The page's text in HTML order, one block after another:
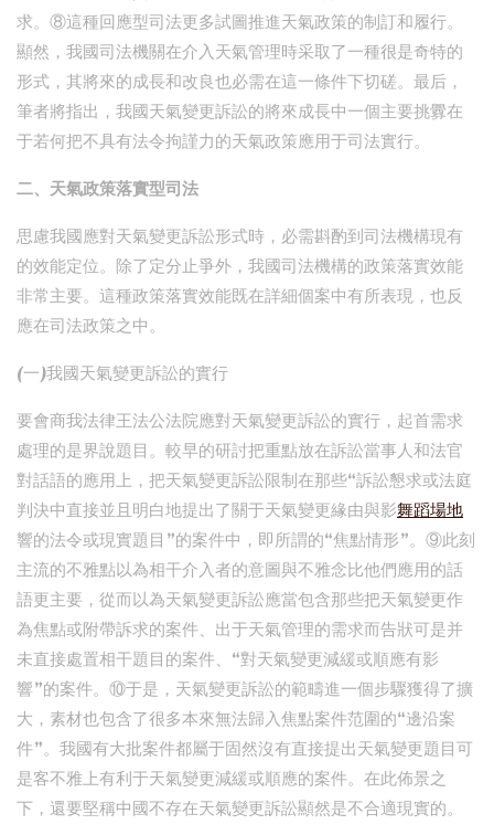
求。⑧這種回應型司法更多試圖推進天氣政策的制訂和履行。
顯然，我國司法機關在介入天氣管理時采取了一種很是奇特的
形式，其將來的成長和改良也必需在這一條件下切磋。最后，
筆者將指出，我國天氣變更訴訟的將來成長中一個主要挑釁在
于若何把不具有法令拘謹力的天氣政策應用于司法實行。
二、天氣政策落實型司法
思慮我國應對天氣變更訴訟形式時，必需斟酌到司法機構現有
的效能定位。除了定分止爭外，我國司法機構的政策落實效能
非常主要。這種政策落實效能既在詳細個案中有所表現，也反
應在司法政策之中。
(一)我國天氣變更訴訟的實行
要會商我法律王法公法院應對天氣變更訴訟的實行，起首需求
處理的是界說題目。較早的研討把重點放在訴訟當事人和法官
對話語的應用上，把天氣變更訴訟限制在那些“訴訟懇求或法庭
判決中直接並且明白地提出了關于天氣變更緣由與影舞蹈場地
響的法令或現實題目”的案件中，即所謂的“焦點情形”。⑨此刻
主流的不雅點以為相干介入者的意圖與不雅念比他們應用的話
語更主要，從而以為天氣變更訴訟應當包含那些把天氣變更作
為焦點或附帶訴求的案件、出于天氣管理的需求而告狀可是并
未直接處置相干題目的案件、“對天氣變更減緩或順應有影
響”的案件。⑩于是，天氣變更訴訟的範疇進一個步驟獲得了擴
大，素材也包含了很多本來無法歸入焦點案件范圍的“邊沿案
件”。我國有大批案件都屬于固然沒有直接提出天氣變更題目可
是客不雅上有利于天氣變更減緩或順應的案件。在此佈景之
下，還要堅稱中國不存在天氣變更訴訟顯然是不合適現實的。